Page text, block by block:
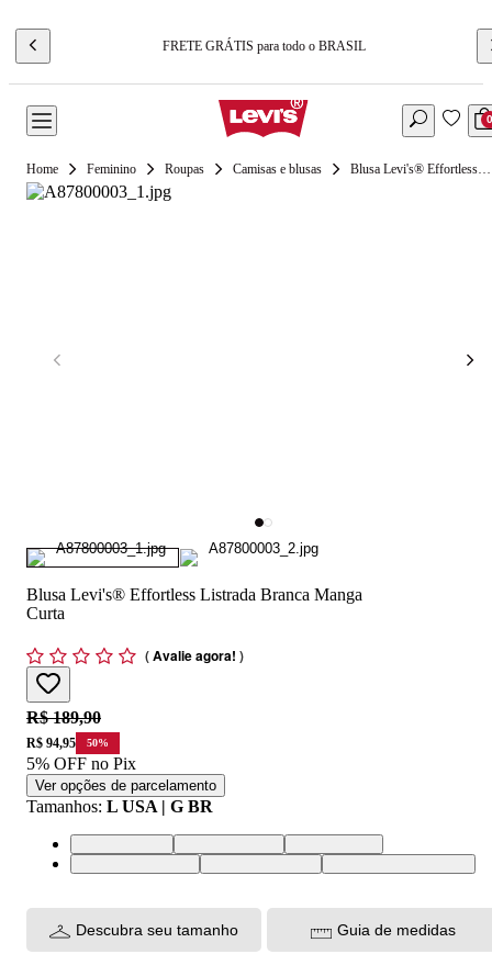
FRETE GRÁTIS para todo o BRASIL
0
Feminino Roupas Camisas e blusas Blusa Levi's® Effortless Listrada Branca Manga Curta
Blusa Levi's® Effortless Listrada Branca Manga
Curta
(Avalie agora! )
Original price:
R$ 189,90
Price:
R$ 94,95 50%
5% OFF no Pix
Ver opções de parcelamento
Tamanhos: L USA | G BR
L USA | G BRM USA | M BRS USA | P BR
XL USA | GG BRXS USA | PP BRXXL USA | EGG BR
Descubra seu tamanho Guia de medidas